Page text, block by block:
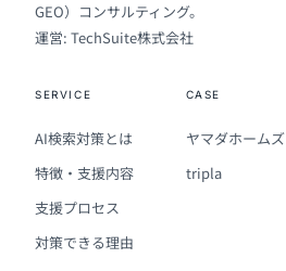
GEO）コンサルティング。
運営: TechSuite株式会社
SERVICE
AI検索対策とは
特徴・支援内容
支援プロセス
対策できる理由
CASE
ヤマダホームズ
tripla